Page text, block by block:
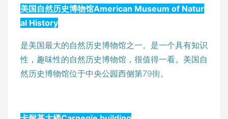
美国自然历史博物馆American Museum of Natur
al History
是美国最大的自然历史博物馆之一。是一个具有知识
性，趣味性的自然历史博物馆，很值得一看。美国自
然历史博物馆位于中央公园西侧第79街。